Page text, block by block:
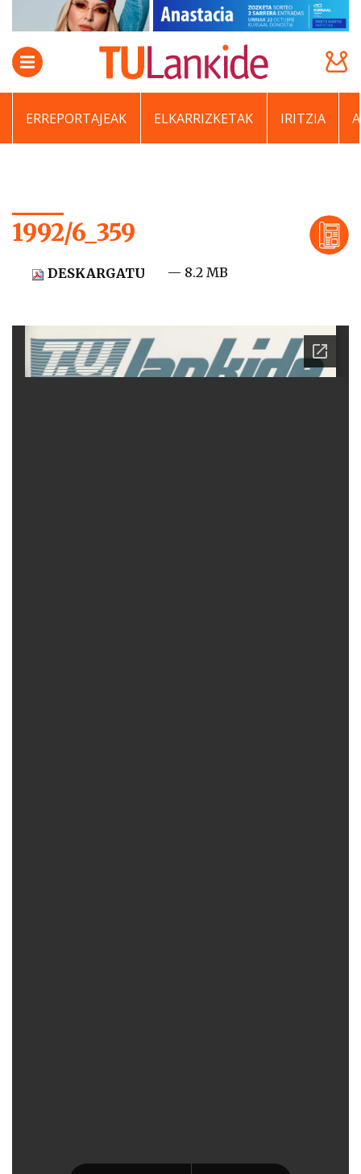
ERREPORTAJEAK ELKARRIZKETAK IRITZIA
1992/6_359
DESKARGATU — 8.2 MB